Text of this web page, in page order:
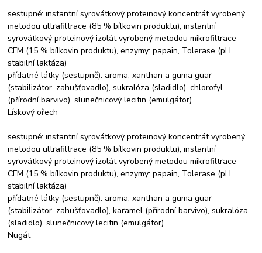
sestupně: instantní syrovátkový proteinový koncentrát vyrobený
metodou ultrafiltrace (85 % bílkovin produktu), instantní
syrovátkový proteinový izolát vyrobený metodou mikrofiltrace
CFM (15 % bílkovin produktu), enzymy: papain, Tolerase (pH
stabilní laktáza)
přídatné látky (sestupně): aroma, xanthan a guma guar
(stabilizátor, zahušťovadlo), sukralóza (sladidlo), chlorofyl
(přírodní barvivo), slunečnicový lecitin (emulgátor)
Lískový ořech
sestupně: instantní syrovátkový proteinový koncentrát vyrobený
metodou ultrafiltrace (85 % bílkovin produktu), instantní
syrovátkový proteinový izolát vyrobený metodou mikrofiltrace
CFM (15 % bílkovin produktu), enzymy: papain, Tolerase (pH
stabilní laktáza)
přídatné látky (sestupně): aroma, xanthan a guma guar
(stabilizátor, zahušťovadlo), karamel (přírodní barvivo), sukralóza
(sladidlo), slunečnicový lecitin (emulgátor)
Nugát